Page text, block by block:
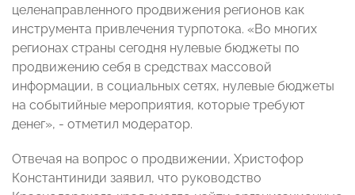
целенаправленного продвижения регионов как
инструмента привлечения турпотока. «Во многих
регионах страны сегодня нулевые бюджеты по
продвижению себя в средствах массовой
информации, в социальных сетях, нулевые бюджеты
на событийные мероприятия, которые требуют
денег», - отметил модератор.
Отвечая на вопрос о продвижении, Христофор
Константиниди заявил, что руководство